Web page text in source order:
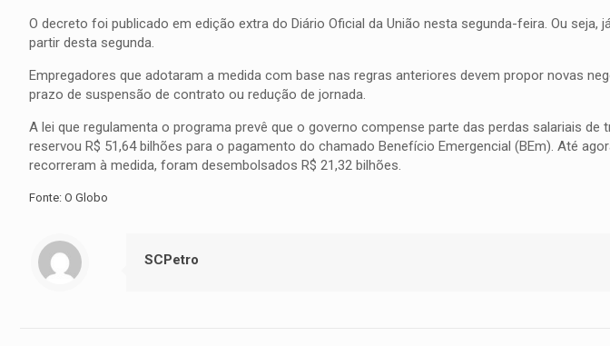
O decreto foi publicado em edição extra do Diário Oficial da União nesta segunda-feira. Ou
partir desta segunda.
Empregadores que adotaram a medida com base nas regras anteriores devem propor novas
prazo de suspensão de contrato ou redução de jornada.
A lei que regulamenta o programa prevê que o governo compense parte das perdas salariais de
reservou R$ 51,64 bilhões para o pagamento do chamado Benefício Emergencial (BEm). Até
recorreram à medida, foram desembolsados R$ 21,32 bilhões.
Fonte: O Globo
SCPetro